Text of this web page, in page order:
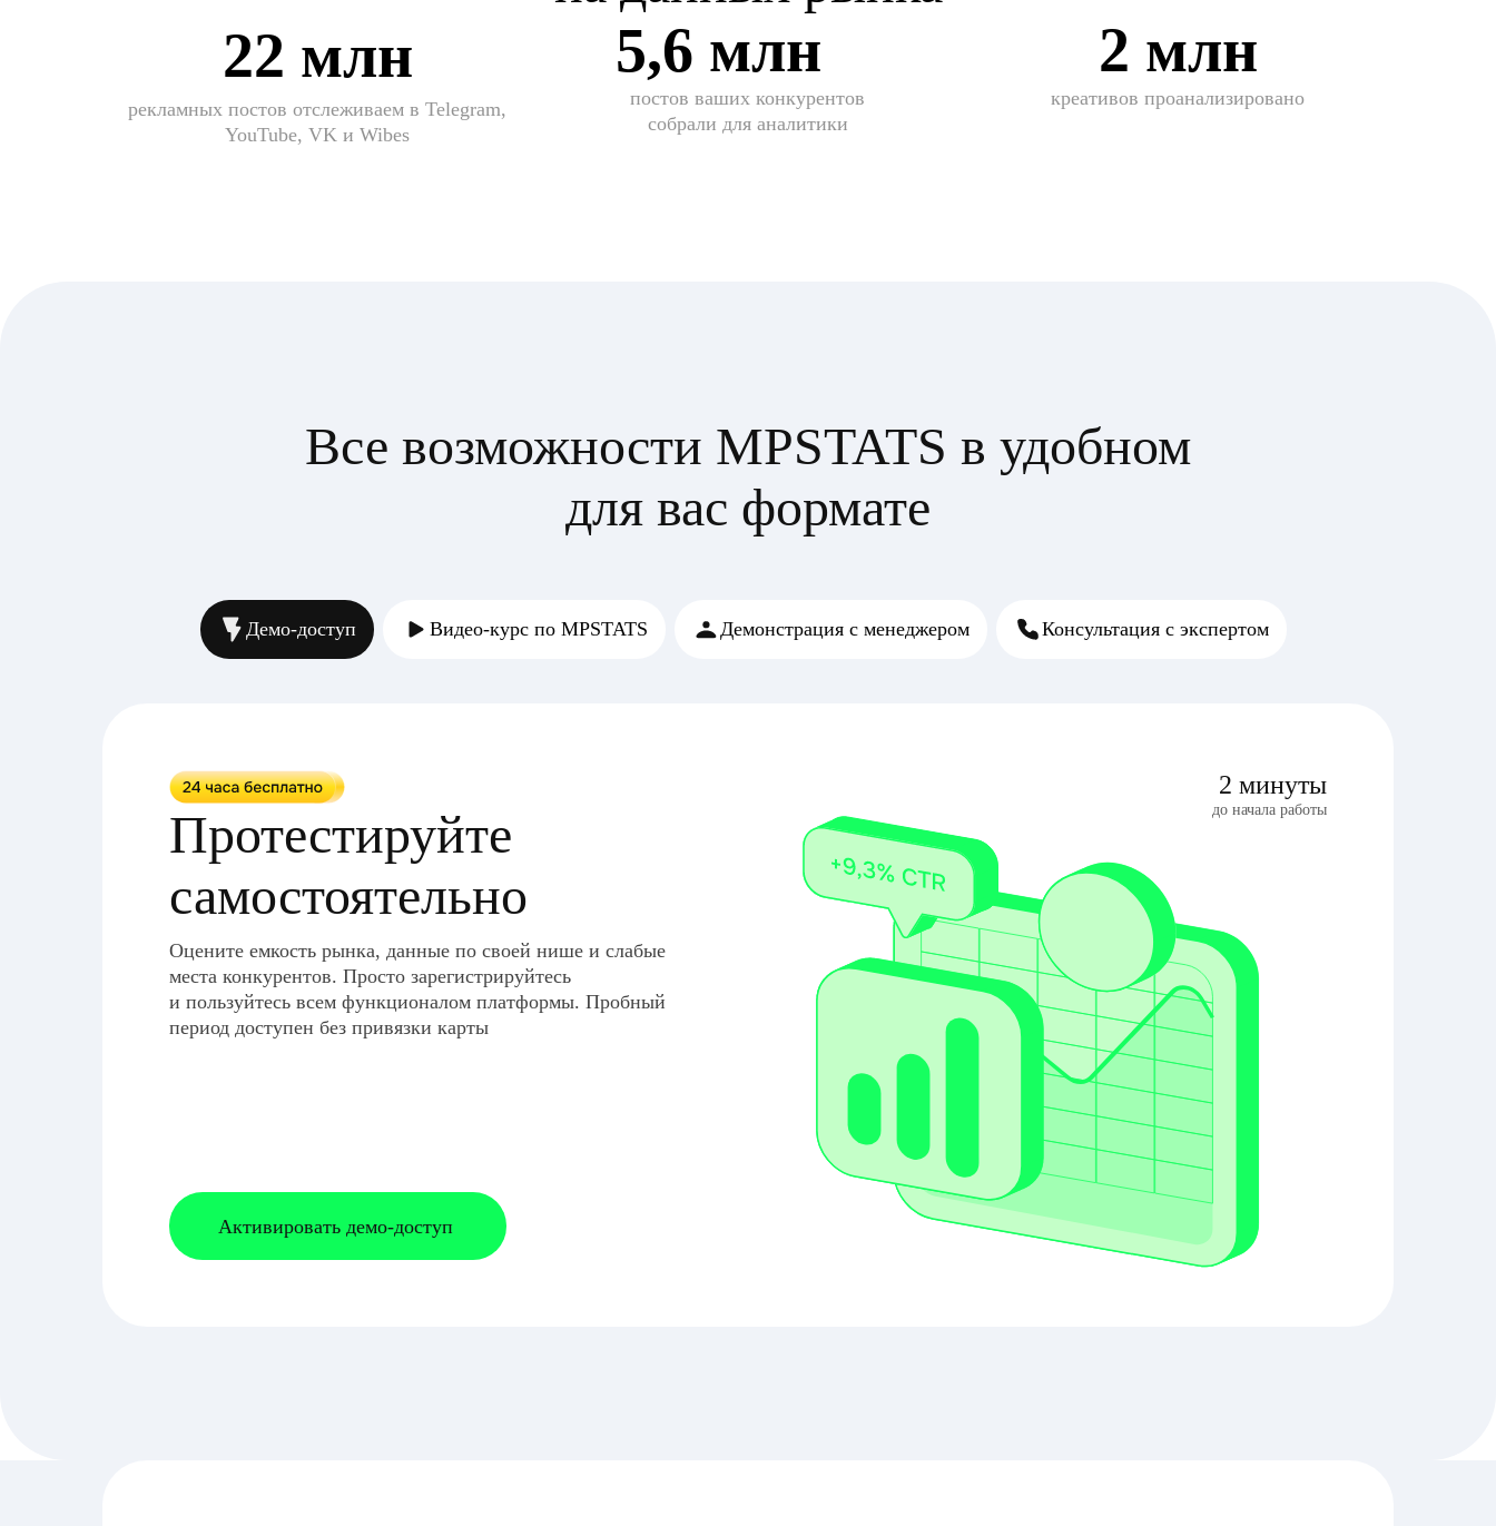
22 млн
рекламных постов отслеживаем в Telegram,
YouTube, VK и Wibes
5,6 млн
постов ваших конкурентов
собрали для аналитики
2 млн
креативов проанализировано
Все возможности MPSTATS в удобном
для вас формате
Демо-доступ Видео-курс по MPSTATS Демонстрация с менеджером Консультация с экспертом
Протестируйте
самостоятельно
Оцените емкость рынка, данные по своей нише и слабые
места конкурентов. Просто зарегистрируйтесь
и пользуйтесь всем функционалом платформы. Пробный
период доступен без привязки карты
2 минуты
до начала работы
Активировать демо-доступ